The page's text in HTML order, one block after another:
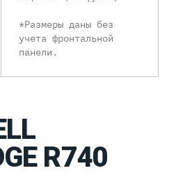
*Размеры даны без
учета фронтальной
панели.
R740